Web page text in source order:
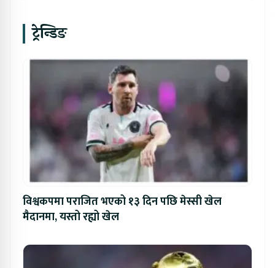
ट्रेन्डिङ
विश्वकपमा पराजित भएको १३ दिन पछि मेस्सी खेल
मैदानमा, यस्तो रह्यो खेल